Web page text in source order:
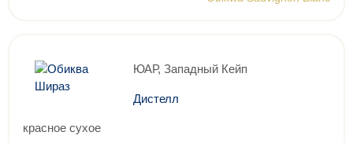
ЮАР, Западный Кейп
Дистелл
красное сухое